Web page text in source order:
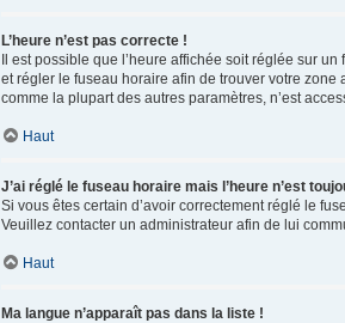
L’heure n’est pas correcte !
Il est possible que l’heure affichée soit réglée sur
et régler le fuseau horaire afin de trouver votre
comme la plupart des autres paramètres, n’est
Haut
J’ai réglé le fuseau horaire mais l’heure n’est
Si vous êtes certain d’avoir correctement réglé le
Veuillez contacter un administrateur afin de lui
Haut
Ma langue n’apparaît pas dans la liste !